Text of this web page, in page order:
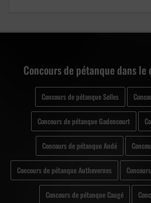
Concours de pétanque dans
Concours de pétanque Selles
Concours de pétanque Gadencourt
Concours de pétanque Andé
Concours de pétanque Authevernes
Concours de pétanque Caugé